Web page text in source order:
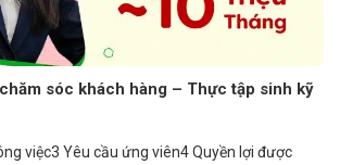
sóc khách hàng – Thực tập sinh kỹ
việc3 Yêu cầu ứng viên4 Quyền lợi được